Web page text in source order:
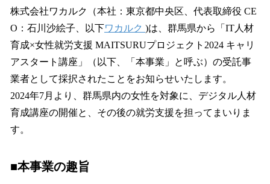
株式会社ワカルク（本社：東京都中央区、代表取締役 CE
O：⽯川沙絵⼦、以下ワカルク )は、群馬県から「IT人材
育成×女性就労支援 MAITSURUプロジェクト2024 キャリ
アスタート講座」（以下、「本事業」と呼ぶ）の受託事
業者として採択されたことをお知らせいたします。
2024年7月より、群馬県内の女性を対象に、デジタル人材
育成講座の開催と、その後の就労支援を担ってまいりま
す。
■本事業の趣旨